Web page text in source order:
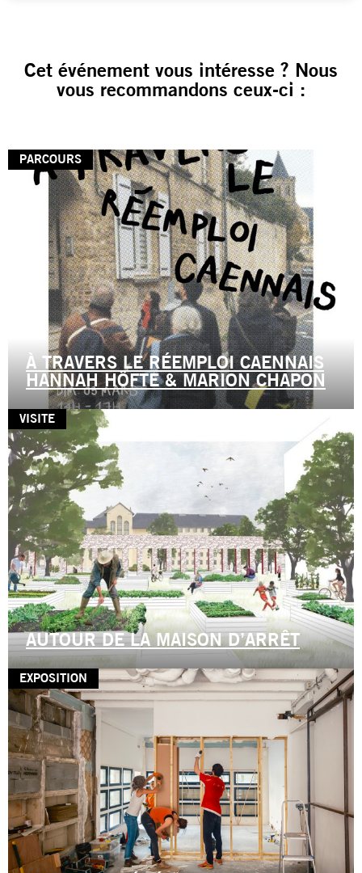
Cet événement vous intéresse ? Nous
vous recommandons ceux-ci :
PARCOURS
À TRAVERS LE RÉEMPLOI CAENNAIS
HANNAH HÖFTE & MARION CHAPON
VISITE
AUTOUR DE LA MAISON D’ARRÊT
EXPOSITION